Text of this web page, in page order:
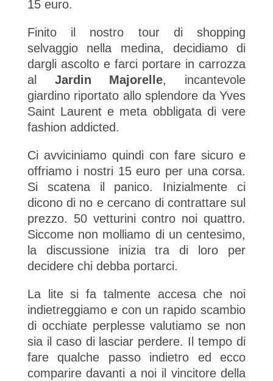
15 euro.
Finito il nostro tour di shopping
selvaggio nella medina, decidiamo di
dargli ascolto e farci portare in carrozza
al Jardin Majorelle, incantevole
giardino riportato allo splendore da Yves
Saint Laurent e meta obbligata di vere
fashion addicted.
Ci avviciniamo quindi con fare sicuro e
offriamo i nostri 15 euro per una corsa.
Si scatena il panico. Inizialmente ci
dicono di no e cercano di contrattare sul
prezzo. 50 vetturini contro noi quattro.
Siccome non molliamo di un centesimo,
la discussione inizia tra di loro per
decidere chi debba portarci.
La lite si fa talmente accesa che noi
indietreggiamo e con un rapido scambio
di occhiate perplesse valutiamo se non
sia il caso di lasciar perdere. Il tempo di
fare qualche passo indietro ed ecco
comparire davanti a noi il vincitore della